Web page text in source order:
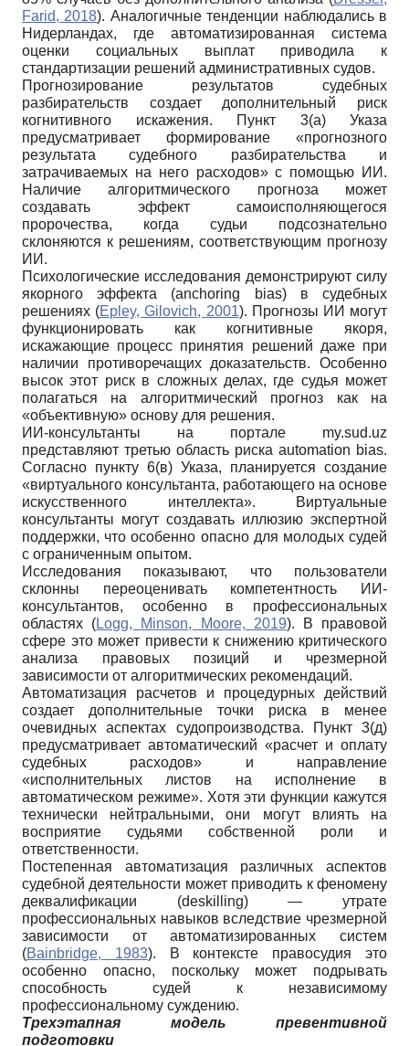
Farid, 2018). Аналогичные тенденции наблюдались в
Нидерландах, где автоматизированная система
оценки социальных выплат приводила к
стандартизации решений административных судов.
Прогнозирование результатов судебных
разбирательств создает дополнительный риск
когнитивного искажения. Пункт 3(а) Указа
предусматривает формирование «прогнозного
результата судебного разбирательства и
затрачиваемых на него расходов» с помощью ИИ.
Наличие алгоритмического прогноза может
создавать эффект самоисполняющегося
пророчества, когда судьи подсознательно
склоняются к решениям, соответствующим прогнозу
ИИ.
Психологические исследования демонстрируют силу
якорного эффекта (anchoring bias) в судебных
решениях (Epley, Gilovich, 2001). Прогнозы ИИ могут
функционировать как когнитивные якоря,
искажающие процесс принятия решений даже при
наличии противоречащих доказательств. Особенно
высок этот риск в сложных делах, где судья может
полагаться на алгоритмический прогноз как на
«объективную» основу для решения.
ИИ-консультанты на портале my.sud.uz
представляют третью область риска automation bias.
Согласно пункту 6(в) Указа, планируется создание
«виртуального консультанта, работающего на основе
искусственного интеллекта». Виртуальные
консультанты могут создавать иллюзию экспертной
поддержки, что особенно опасно для молодых судей
с ограниченным опытом.
Исследования показывают, что пользователи
склонны переоценивать компетентность ИИ-
консультантов, особенно в профессиональных
областях (Logg, Minson, Moore, 2019). В правовой
сфере это может привести к снижению критического
анализа правовых позиций и чрезмерной
зависимости от алгоритмических рекомендаций.
Автоматизация расчетов и процедурных действий
создает дополнительные точки риска в менее
очевидных аспектах судопроизводства. Пункт 3(д)
предусматривает автоматический «расчет и оплату
судебных расходов» и направление
«исполнительных листов на исполнение в
автоматическом режиме». Хотя эти функции кажутся
технически нейтральными, они могут влиять на
восприятие судьями собственной роли и
ответственности.
Постепенная автоматизация различных аспектов
судебной деятельности может приводить к феномену
деквалификации (deskilling) — утрате
профессиональных навыков вследствие чрезмерной
зависимости от автоматизированных систем
(Bainbridge, 1983). В контексте правосудия это
особенно опасно, поскольку может подрывать
способность судей к независимому
профессиональному суждению.
Трехэтапная модель превентивной
подготовки